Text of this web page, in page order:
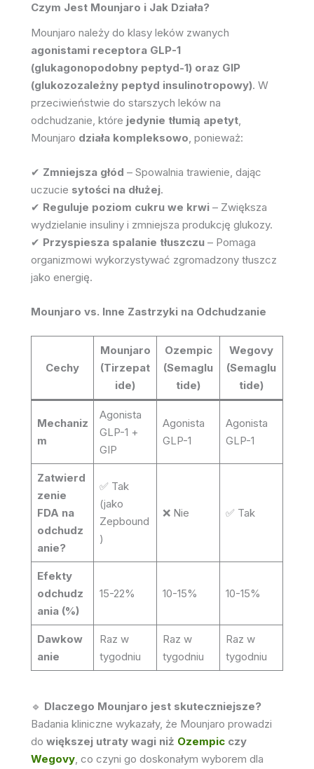
Czym Jest Mounjaro i Jak Działa?
Mounjaro należy do klasy leków zwanych
agonistami receptora GLP-1
(glukagonopodobny peptyd-1) oraz GIP
(glukozozależny peptyd insulinotropowy). W
przeciwieństwie do starszych leków na
odchudzanie, które jedynie tłumią apetyt
Mounjaro działa kompleksowo , ponieważ:
✔ Zmniejsza głód – Spowalnia trawienie, dając
uczucie sytości na dłużej.
✔ Reguluje poziom cukru we krwi – Zwiększa
wydzielanie insuliny i zmniejsza produkcję glukozy.
✔ Przyspiesza spalanie tłuszczu – Pomaga
organizmowi wykorzystywać zgromadzony tłuszcz
jako energię.
Mounjaro vs. Inne Zastrzyki na Odchudzanie
Cechy
Mounjaro
(Tirzepat
ide)
Ozempic
(Semaglu
tide)
Wegovy
(Semaglu
tide)
Mechaniz
m
Agonista
GLP-1 +
GIP
Agonista
GLP-1
Agonista
GLP-1
Zatwierd
zenie
FDA na
odchudz
anie?
✅ Tak
(jako
Zepbound
)
❌ Nie ✅ Tak
Efekty
odchudz
ania (%)
15-22% 10-15% 10-15%
Dawkow
anie
Raz w
tygodniu
Raz w
tygodniu
Raz w
tygodniu
🔹 Dlaczego Mounjaro jest skuteczniejsze?
Badania kliniczne wykazały, że Mounjaro prowadzi
do większej utraty wagi niż Ozempic czy
Wegovy , co czyni go doskonałym wyborem dla